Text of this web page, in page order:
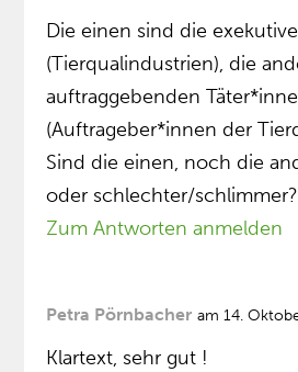
Die einen sind die
(Tierqualindustrien), die
auftraggebenden
(Auftrageber*innen der
Sind die einen, noch die
oder schlechter/schlimmer?
Zum Antworten anmelden
Petra Pörnbacher am 14.
Klartext, sehr gut !